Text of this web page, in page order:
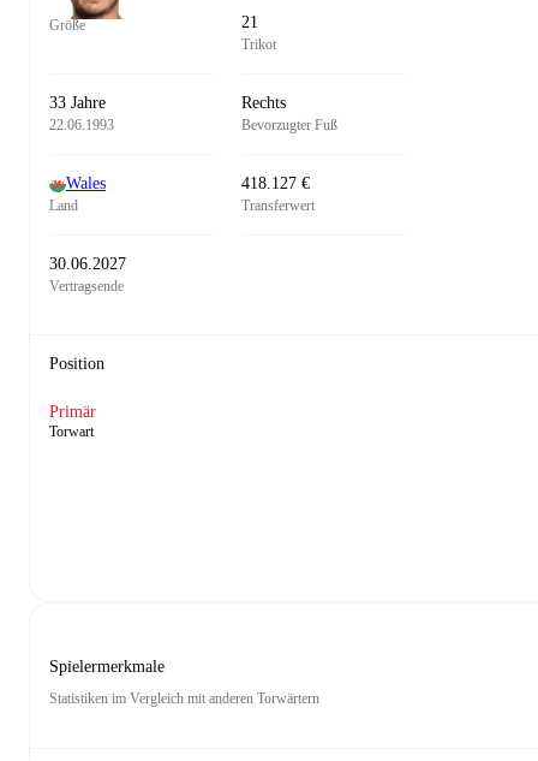
Größe 21
Trikot
33 Jahre
22.06.1993
Rechts
Bevorzugter Fuß
Wales
Land
418.127 €
Transferwert
30.06.2027
Vertragsende
Position
Primär
Torwart
Spielermerkmale
Statistiken im Vergleich mit anderen Torwärtern